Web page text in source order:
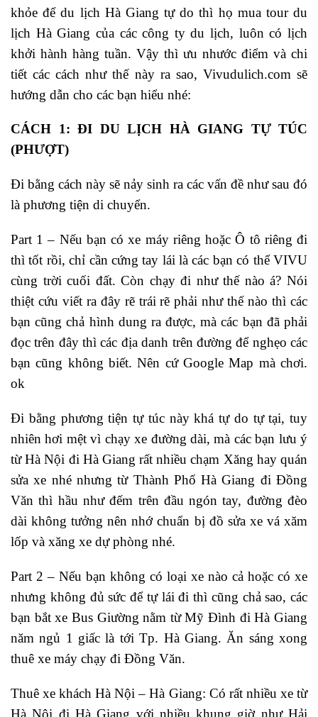
khỏe để du lịch Hà Giang tự do thì họ mua tour du
lịch Hà Giang của các công ty du lịch, luôn có lịch
khởi hành hàng tuần. Vậy thì ưu nhước điểm và chi
tiết các cách như thế này ra sao, Vivudulich.com sẽ
hướng dẫn cho các bạn hiểu nhé:
CÁCH 1: ĐI DU LỊCH HÀ GIANG TỰ TÚC
(PHƯỢT)
Đi bằng cách này sẽ nảy sinh ra các vấn đề như sau đó
là phương tiện di chuyển.
Part 1 – Nếu bạn có xe máy riêng hoặc Ô tô riêng đi
thì tốt rồi, chỉ cần cứng tay lái là các bạn có thể VIVU
cùng trời cuối đất. Còn chạy đi như thế nào á? Nói
thiệt cứu viết ra đây rẽ trái rẽ phải như thế nào thì các
bạn cũng chả hình dung ra được, mà các bạn đã phải
đọc trên đây thì các địa danh trên đường để nghẹo các
bạn cũng không biết. Nên cứ Google Map mà chơi.
ok
Đi bằng phương tiện tự túc này khá tự do tự tại, tuy
nhiên hơi mệt vì chạy xe đường dài, mà các bạn lưu ý
từ Hà Nội đi Hà Giang rất nhiều chạm Xăng hay quán
sửa xe nhé nhưng từ Thành Phố Hà Giang đi Đồng
Văn thì hầu như đếm trên đầu ngón tay, đường đèo
dài không tưởng nên nhớ chuẩn bị đồ sửa xe vá xăm
lốp và xăng xe dự phòng nhé.
Part 2 – Nếu bạn không có loại xe nào cả hoặc có xe
nhưng không đủ sức để tự lái đi thì cũng chả sao, các
bạn bắt xe Bus Giường nằm từ Mỹ Đình đi Hà Giang
năm ngủ 1 giấc là tới Tp. Hà Giang. Ăn sáng xong
thuê xe máy chạy đi Đồng Văn.
Thuê xe khách Hà Nội – Hà Giang: Có rất nhiều xe từ
Hà Nội đi Hà Giang với nhiều khung giờ như Hải